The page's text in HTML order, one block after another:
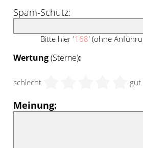
Spam-Schutz:
Bitte hier '168' (ohne
Wertung(Sterne):
schlecht gut
Meinung: